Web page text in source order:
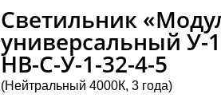
Светильник
универсальный У-
НВ-C-У-1-32-4-5
(Нейтральный 4000К, 3 года)